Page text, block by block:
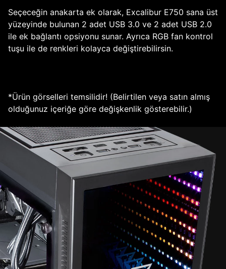
Seçeceğin anakarta ek olarak, Excalibur E750 sana üst
yüzeyinde bulunan 2 adet USB 3.0 ve 2 adet USB 2.0
ile ek bağlantı opsiyonu sunar. Ayrıca RGB fan kontrol
tuşu ile de renkleri kolayca değiştirebilirsin.
*Ürün görselleri temsilidir! (Belirtilen veya satın almış
olduğunuz içeriğe göre değişkenlik gösterebilir.)